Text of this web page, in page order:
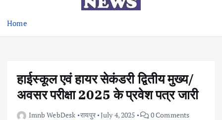
Home
हाईस्कूल एवं हायर सेकंडरी द्वितीय मुख्य/
अवसर परीक्षा 2025 के प्रवेश पत्र जारी
Imnb WebDesk रायपुर July 4, 2025 0 Comments